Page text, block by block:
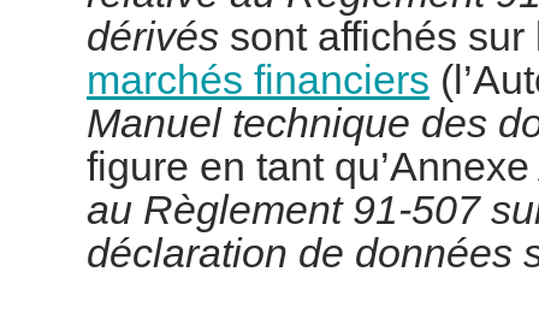
dérivés sont affichés
marchés financiers
Manuel technique des
figure en tant qu’Annexe
au Règlement 91-507
déclaration de données